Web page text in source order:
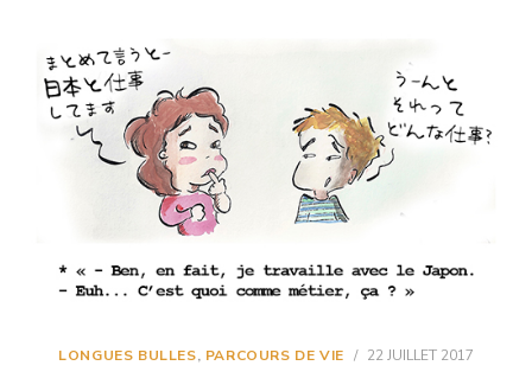
LONGUES BULLES, PARCOURS DE VIE / 22 JUILLET 2017